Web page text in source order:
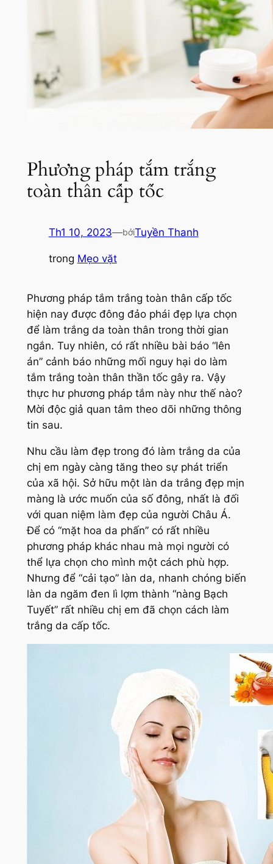
Phương pháp tắm trắng
toàn thân cấp tốc
Th1 10, 2023—bởiTuyền Thanh
trong Mẹo vặt
Phương pháp tắm trắng toàn thân cấp tốc
hiện nay được đông đảo phái đẹp lựa chọn
để làm trắng da toàn thân trong thời gian
ngắn. Tuy nhiên, có rất nhiều bài báo “lên
án” cảnh báo những mối nguy hại do làm
tắm trắng toàn thân thần tốc gây ra. Vậy
thực hư phương pháp tắm này như thế nào?
Mời độc giả quan tâm theo dõi những thông
tin sau.
Nhu cầu làm đẹp trong đó làm trắng da của
chị em ngày càng tăng theo sự phát triển
của xã hội. Sở hữu một làn da trắng đẹp mịn
màng là ước muốn của số đông, nhất là đối
với quan niệm làm đẹp của người Châu Á.
Để có “mặt hoa da phấn” có rất nhiều
phương pháp khác nhau mà mọi người có
thể lựa chọn cho mình một cách phù hợp.
Nhưng để “cải tạo” làn da, nhanh chóng biến
làn da ngăm đen lì lợm thành “nàng Bạch
Tuyết” rất nhiều chị em đã chọn cách làm
trắng da cấp tốc.